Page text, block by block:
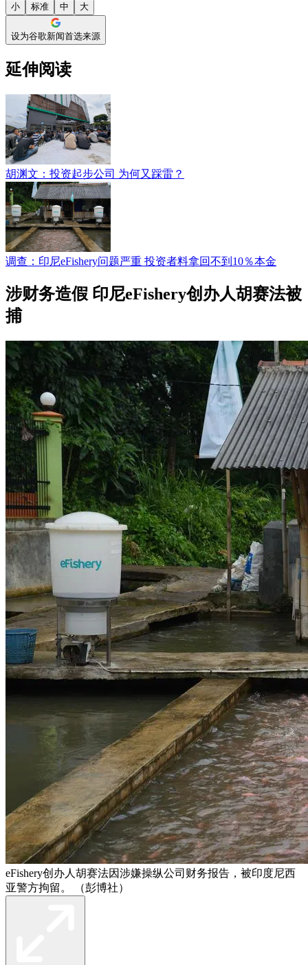
小 标准 中 大
设为谷歌新闻首选来源
延伸阅读
胡渊文：投资起步公司 为何又踩雷？
调查：印尼eFishery问题严重 投资者料拿回不到10％本金
涉财务造假 印尼eFishery创办人胡赛法被
捕
eFishery创办人胡赛法因涉嫌操纵公司财务报告，被印度尼西
亚警方拘留。 （彭博社）